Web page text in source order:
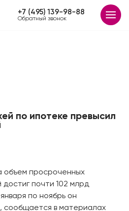
+7 (495) 139-98-88
Обратный звонок
по ипотеке превысил
объем просроченных
почти 102 млрд
по ноябрь он
сообщается в материалах